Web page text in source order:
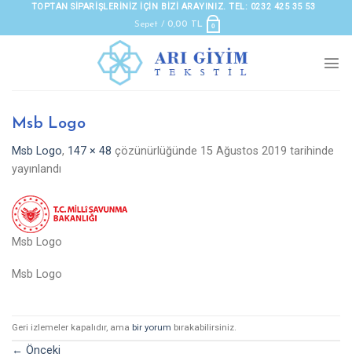
TOPTAN SIPARIŞLERINIZ IÇIN BIZI ARAYINIZ. TEL: 0232 425 35 53
Sepet / 0,00 TL 0
Msb Logo
Msb Logo, 147 × 48 çözünürlüğünde 15 Ağustos 2019 tarihinde
yayınlandı
Msb Logo
Msb Logo
Geri izlemeler kapalıdır, ama bir yorum bırakabilirsiniz.
← Önceki